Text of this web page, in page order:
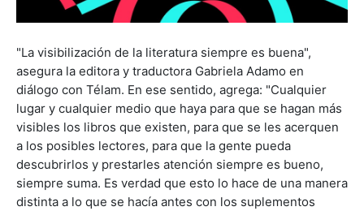
"La visibilización de la literatura siempre es buena",
asegura la editora y traductora Gabriela Adamo en
diálogo con Télam. En ese sentido, agrega: "Cualquier
lugar y cualquier medio que haya para que se hagan más
visibles los libros que existen, para que se les acerquen
a los posibles lectores, para que la gente pueda
descubrirlos y prestarles atención siempre es bueno,
siempre suma. Es verdad que esto lo hace de una manera
distinta a lo que se hacía antes con los suplementos